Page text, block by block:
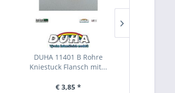
DUHA 11401 B Rohre
Kniestuck Flansch mit...
€ 3,85 *